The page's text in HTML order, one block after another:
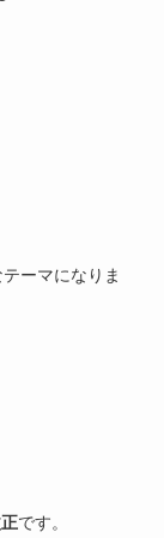
ーマになりま
です。